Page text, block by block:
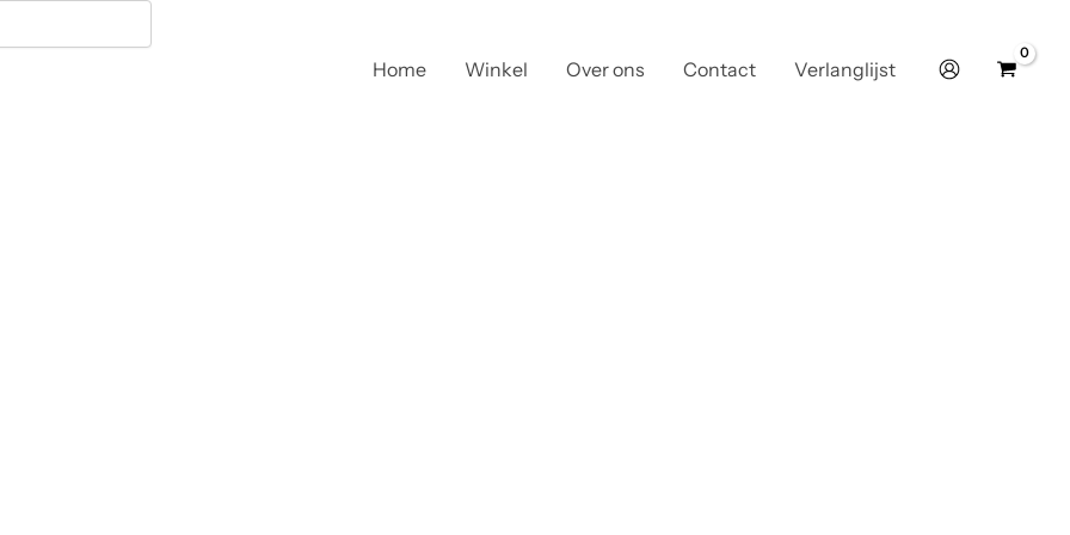
Home Winkel Over ons Contact Verlanglijst